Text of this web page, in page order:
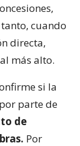
cuando
directa,
más alto.
si la
parte de
de
Por